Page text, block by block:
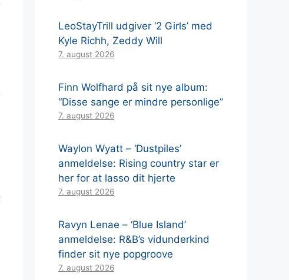
LeoStayTrill udgiver ‘2 Girls’ med
Kyle Richh, Zeddy Will
7. august 2026
Finn Wolfhard på sit nye album:
“Disse sange er mindre personlige”
7. august 2026
Waylon Wyatt – ‘Dustpiles’
anmeldelse: Rising country star er
her for at lasso dit hjerte
7. august 2026
Ravyn Lenae – ‘Blue Island’
anmeldelse: R&B’s vidunderkind
finder sit nye popgroove
7. august 2026